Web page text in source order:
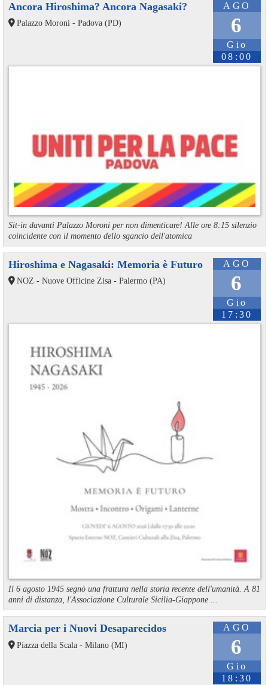
AGO
6
Gio
08:00
Ancora Hiroshima? Ancora Nagasaki?
Palazzo Moroni - Padova (PD)
Sit-in davanti Palazzo Moroni per non dimenticare! Alle ore 8:15 silenzio
coincidente con il momento dello sgancio dell'atomica
AGO
6
Gio
17:30
Hiroshima e Nagasaki: Memoria è Futuro
NOZ - Nuove Officine Zisa - Palermo (PA)
Il 6 agosto 1945 segnò una frattura nella storia recente dell'umanità. A 81
anni di distanza, l'Associazione Culturale Sicilia-Giappone ...
AGO
6
Gio
18:30
Marcia per i Nuovi Desaparecidos
Piazza della Scala - Milano (MI)